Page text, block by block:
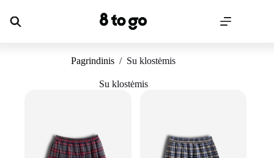
content
Pagrindinis / Su klostėmis
Su klostėmis